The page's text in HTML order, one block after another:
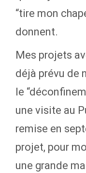
“tire mon
donnent.
Mes projets
déjà prévu de
le
une visite au
remise en
projet, pour
une grande